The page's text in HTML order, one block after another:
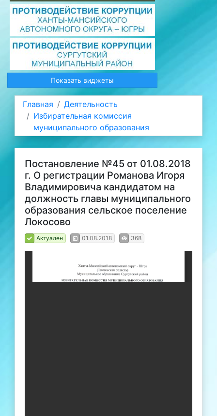
Показать виджеты
Главная
Деятельность
Избирательная комиссия
муниципального образования
Постановление №45 от 01.08.2018
г. О регистрации Романова Игоря
Владимировича кандидатом на
должность главы муниципального
образования сельское поселение
Локосово
Актуален 01.08.2018 368